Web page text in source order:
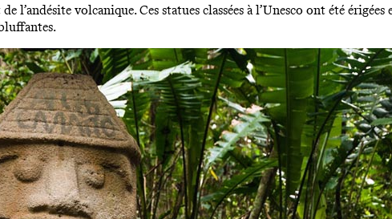
l’andésite volcanique. Ces statues classées à l’Unesco ont été érigées